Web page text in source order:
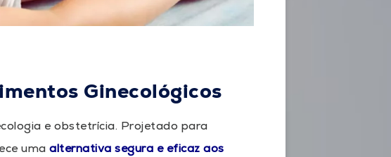
Ginecológicos
e obstetrícia. Projetado para
umaalternativa segura e eficaz aos